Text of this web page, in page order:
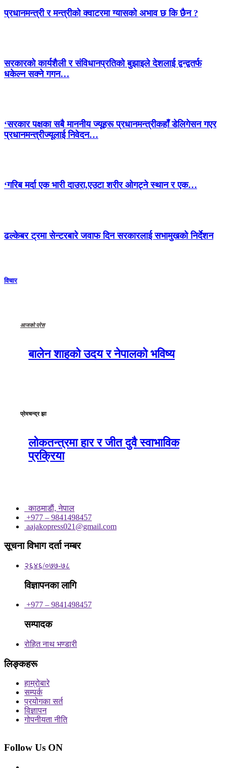
प्रधानमन्त्री र मन्त्रीको क्वाटरमा ग्यासको अभाव छ कि छैन ?
सरकारको कार्यशैली र संविधानप्रतिको बुझाइले देशलाई द्वन्द्वतर्फ
धकेल्न सक्ने गगन…
‘सरकार पक्षका सबै माननीय ज्यूहरू प्रधानमन्त्रीकहाँ डेलिगेसन गएर
प्रधानमन्त्रीज्यूलाई निवेदन…
‘गरिब मर्दा एक भारी दाउरा,एउटा शरीर ओगट्ने स्थान र एक…
ढल्केबर ट्रमा सेन्टरबारे जवाफ दिन सरकारलाई सभामुखको निर्देशन
विचार
आजको प्रेस
बालेन शाहको उदय र नेपालको भविष्य
प्रेमचन्द्र झा
लोकतन्त्रमा हार र जीत दुवै स्वाभाविक
प्रक्रिया
काठमाडाैं, नेपाल
+977 – 9841498457
aajakopress021@gmail.com
सूचना विभाग दर्ता नम्बर
२६४६/०७७-७८
विज्ञापनका लागि
+977 – 9841498457
सम्पादक
रोहित नाथ भण्डारी
लिङ्कहरू
हाम्रोबारे
सम्पर्क
प्रयोगका सर्त
विज्ञापन
गोपनीयता नीति
Follow Us ON